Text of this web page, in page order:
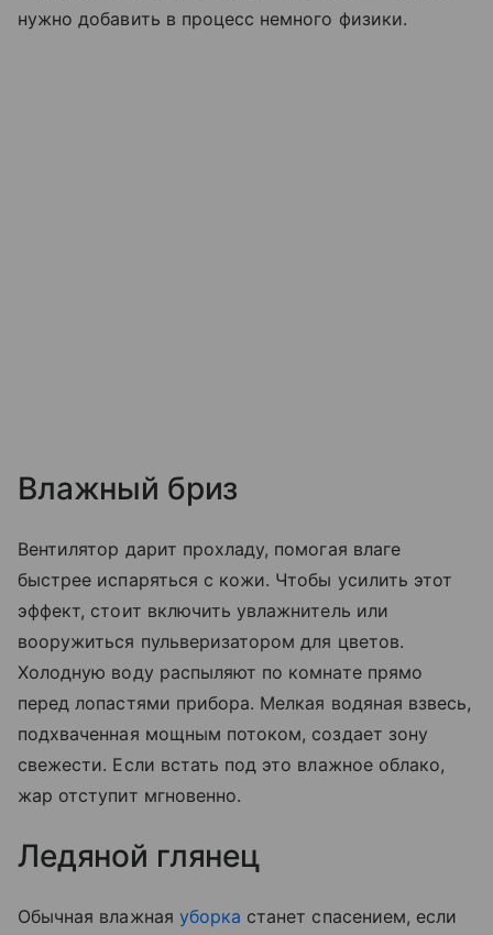
нужно добавить в процесс немного физики.
Влажный бриз
Вентилятор дарит прохладу, помогая влаге
быстрее испаряться с кожи. Чтобы усилить этот
эффект, стоит включить увлажнитель или
вооружиться пульверизатором для цветов.
Холодную воду распыляют по комнате прямо
перед лопастями прибора. Мелкая водяная взвесь,
подхваченная мощным потоком, создает зону
свежести. Если встать под это влажное облако,
жар отступит мгновенно.
Ледяной глянец
Обычная влажная уборка станет спасением, если